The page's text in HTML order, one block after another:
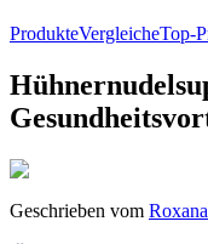
ProdukteVergleicheTop-
Geschrieben vom